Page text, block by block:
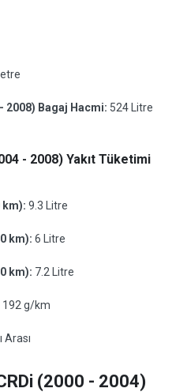
2008) Bagaj Hacmi: 524 Litre
- 2008) Yakıt Tüketimi
km): 9.3 Litre
km): 6 Litre
km): 7.2 Litre
192 g/km
Arası
(2000 - 2004)